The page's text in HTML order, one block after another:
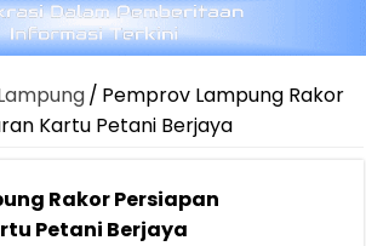
/ Pemprov Lampung Rakor
Kartu Petani Berjaya
Rakor Persiapan
Petani Berjaya